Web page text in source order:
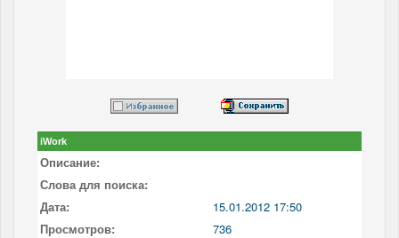
iWork
Описание:
Слова для поиска:
Дата:
15.01.2012 17:50
Просмотров:
736